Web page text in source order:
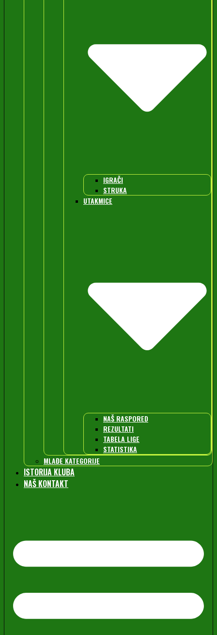
IGRAČI
STRUKA
UTAKMICE
NAŠ RASPORED
REZULTATI
TABELA LIGE
STATISTIKA
MLAĐE KATEGORIJE
ISTORIJA KLUBA
NAŠ KONTAKT